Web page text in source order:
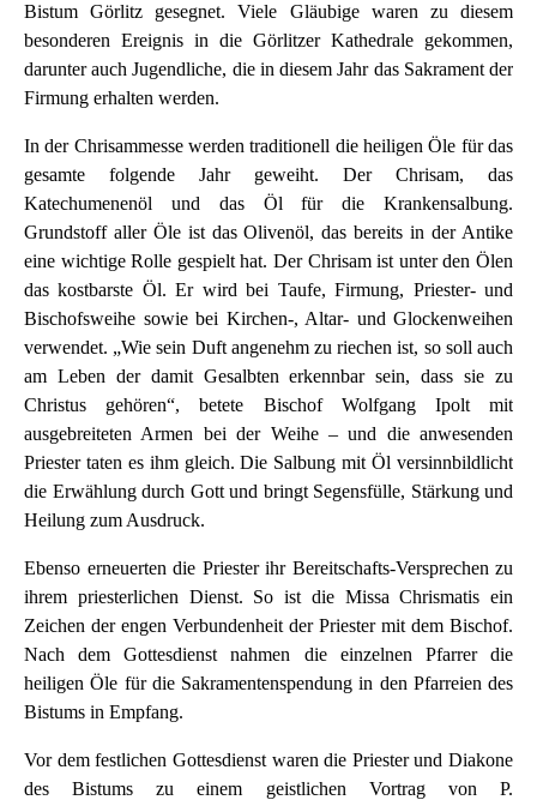
Bistum Görlitz gesegnet. Viele Gläubige waren zu diesem
besonderen Ereignis in die Görlitzer Kathedrale gekommen,
darunter auch Jugendliche, die in diesem Jahr das Sakrament der
Firmung erhalten werden.
In der Chrisammesse werden traditionell die heiligen Öle für das
gesamte folgende Jahr geweiht. Der Chrisam, das
Katechumenenöl und das Öl für die Krankensalbung.
Grundstoff aller Öle ist das Olivenöl, das bereits in der Antike
eine wichtige Rolle gespielt hat. Der Chrisam ist unter den Ölen
das kostbarste Öl. Er wird bei Taufe, Firmung, Priester- und
Bischofsweihe sowie bei Kirchen-, Altar- und Glockenweihen
verwendet. „Wie sein Duft angenehm zu riechen ist, so soll auch
am Leben der damit Gesalbten erkennbar sein, dass sie zu
Christus gehören“, betete Bischof Wolfgang Ipolt mit
ausgebreiteten Armen bei der Weihe – und die anwesenden
Priester taten es ihm gleich. Die Salbung mit Öl versinnbildlicht
die Erwählung durch Gott und bringt Segensfülle, Stärkung und
Heilung zum Ausdruck.
Ebenso erneuerten die Priester ihr Bereitschafts-Versprechen zu
ihrem priesterlichen Dienst. So ist die Missa Chrismatis ein
Zeichen der engen Verbundenheit der Priester mit dem Bischof.
Nach dem Gottesdienst nahmen die einzelnen Pfarrer die
heiligen Öle für die Sakramentenspendung in den Pfarreien des
Bistums in Empfang.
Vor dem festlichen Gottesdienst waren die Priester und Diakone
des Bistums zu einem geistlichen Vortrag von P.